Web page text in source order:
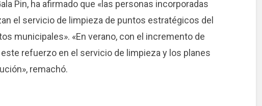
Pin, ha afirmado que «las personas incorporadas
el servicio de limpieza de puntos estratégicos del
municipales». «En verano, con el incremento de
refuerzo en el servicio de limpieza y los planes
remachó.